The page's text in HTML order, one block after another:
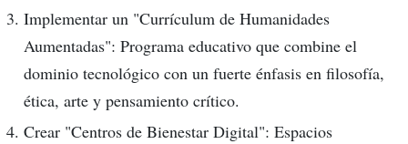
Implementar un "Currículum de Humanidades
Aumentadas": Programa educativo que combine el
dominio tecnológico con un fuerte énfasis en filosofía,
ética, arte y pensamiento crítico.
Crear "Centros de Bienestar Digital": Espacios